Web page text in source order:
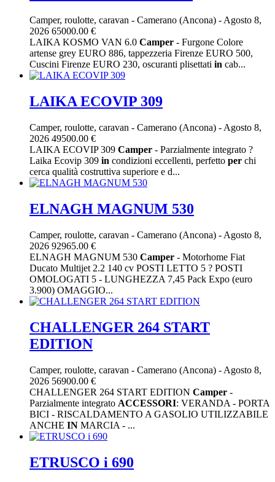
Camper, roulotte, caravan - Camerano (Ancona) - Agosto 8,
2026 65000.00 €
LAIKA KOSMO VAN 6.0 Camper - Furgone Colore
artense grey EURO 886, tappezzeria Firenze EURO 500,
Cuscini Firenze EURO 230, oscuranti plisettati in cab...
LAIKA ECOVIP 309
Camper, roulotte, caravan - Camerano (Ancona) - Agosto 8,
2026 49500.00 €
LAIKA ECOVIP 309 Camper - Parzialmente integrato ?
Laika Ecovip 309 in condizioni eccellenti, perfetto per chi
cerca qualità costruttiva superiore e d...
ELNAGH MAGNUM 530
Camper, roulotte, caravan - Camerano (Ancona) - Agosto 8,
2026 92965.00 €
ELNAGH MAGNUM 530 Camper - Motorhome Fiat
Ducato Multijet 2.2 140 cv POSTI LETTO 5 ? POSTI
OMOLOGATI 5 - LUNGHEZZA 7,45 Pack Expo (euro
3.900) OMAGGIO...
CHALLENGER 264 START
EDITION
Camper, roulotte, caravan - Camerano (Ancona) - Agosto 8,
2026 56900.00 €
CHALLENGER 264 START EDITION Camper -
Parzialmente integrato ACCESSORI: VERANDA - PORTA
BICI - RISCALDAMENTO A GASOLIO UTILIZZABILE
ANCHE IN MARCIA - ...
ETRUSCO i 690